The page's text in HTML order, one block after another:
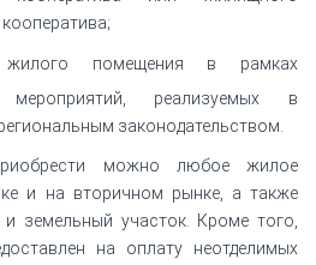
жилого помещения в рамках
реализуемых в
законодательством.
можно любое жилое
и на вторичном рынке, а также
земельный участок. Кроме того,
на оплату неотделимых